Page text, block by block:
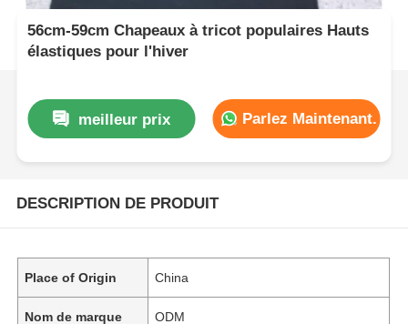
56cm-59cm Chapeaux à tricot populaires Hauts
élastiques pour l'hiver
meilleur prix Parlez Maintenant.
DESCRIPTION DE PRODUIT
Place of Origin China
Nom de marque ODM